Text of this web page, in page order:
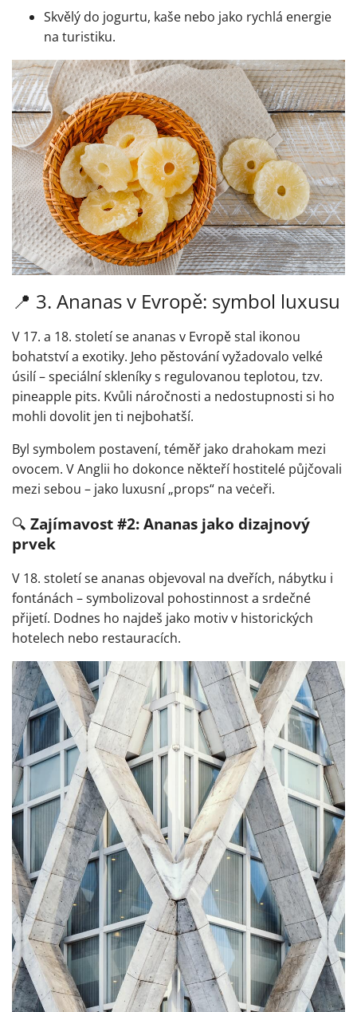
Skvělý do jogurtu, kaše nebo jako rychlá energie
na turistiku.
📍 3. Ananas v Evropě: symbol luxusu
V 17. a 18. století se ananas v Evropě stal ikonou
bohatství a exotiky. Jeho pěstování vyžadovalo velké
úsilí – speciální skleníky s regulovanou teplotou, tzv.
pineapple pits. Kvůli náročnosti a nedostupnosti si ho
mohli dovolit jen ti nejbohatší.
Byl symbolem postavení, téměř jako drahokam mezi
ovocem. V Anglii ho dokonce někteří hostitelé půjčovali
mezi sebou – jako luxusní „props“ na veċeři.
🔍 Zajímavost #2: Ananas jako dizajnový
prvek
V 18. století se ananas objevoval na dveřích, nábytku i
fontánách – symbolizoval pohostinnost a srdečné
přijetí. Dodnes ho najdeš jako motiv v historických
hotelech nebo restauracích.